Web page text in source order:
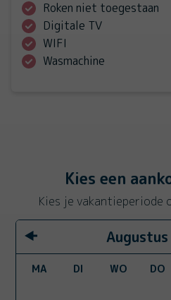
Roken niet toegestaan
Digitale TV
WIFI
Wasmachine
Kies een
Kies je vakantieperiode
Augustus
MA DI WO DO